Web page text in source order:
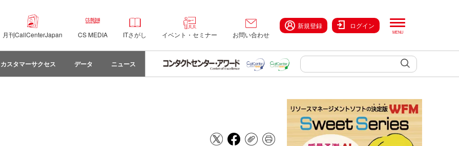
月刊CallCenterJapan CS MEDIA ITさがし イベント・セミナー お問い合わせ
新規登録 ログイン
カスタマーサクセス データ ニュース